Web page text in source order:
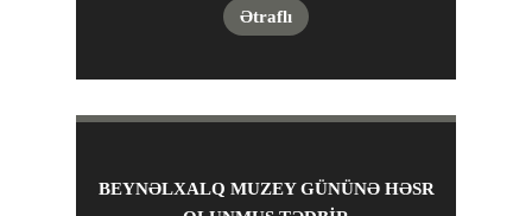
Ətraflı
BEYNƏLXALQ MUZEY GÜNÜNƏ HƏSR